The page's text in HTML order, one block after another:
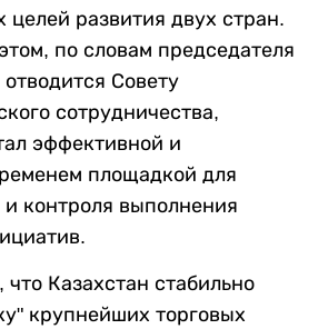
целей развития двух стран.
по словам председателя
Совету
сотрудничества,
эффективной и
площадкой для
контроля выполнения
Казахстан стабильно
крупнейших торговых